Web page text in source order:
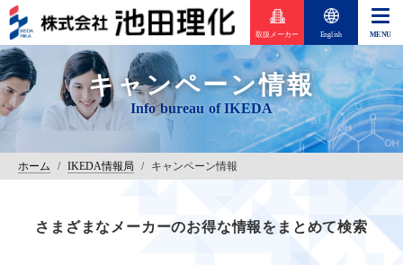
取扱メーカー English
キャンペーン情報
ホーム / IKEDA情報局 / キャンペーン情報
さまざまなメーカーのお得な情報をまとめて検索